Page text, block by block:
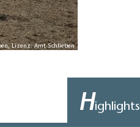
Lizenz: Amt Schlieben
Highlights